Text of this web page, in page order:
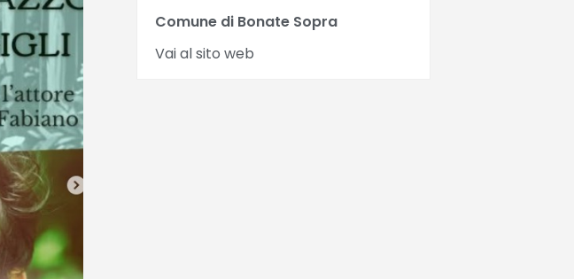
Comune di Bonate Sopra
Vai al sito web